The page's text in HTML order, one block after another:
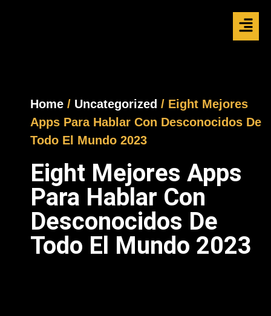
Home / Uncategorized / Eight Mejores
Apps Para Hablar Con Desconocidos De
Todo El Mundo 2023
Eight Mejores Apps
Para Hablar Con
Desconocidos De
Todo El Mundo 2023